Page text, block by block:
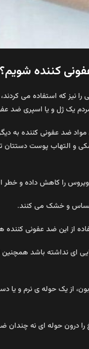
کننده شویم؟
را نیز که استفاده می
یک ژل و یا اسپری ضد
ضد عفونی کننده به
التهاب پوست دستتان
را کاهش داده و
حساس و خشک می کنند.
این ضد عفونی کننده
ای نداشته باشد
یک حوله ی نرم و یا
حوله ای نه چندان